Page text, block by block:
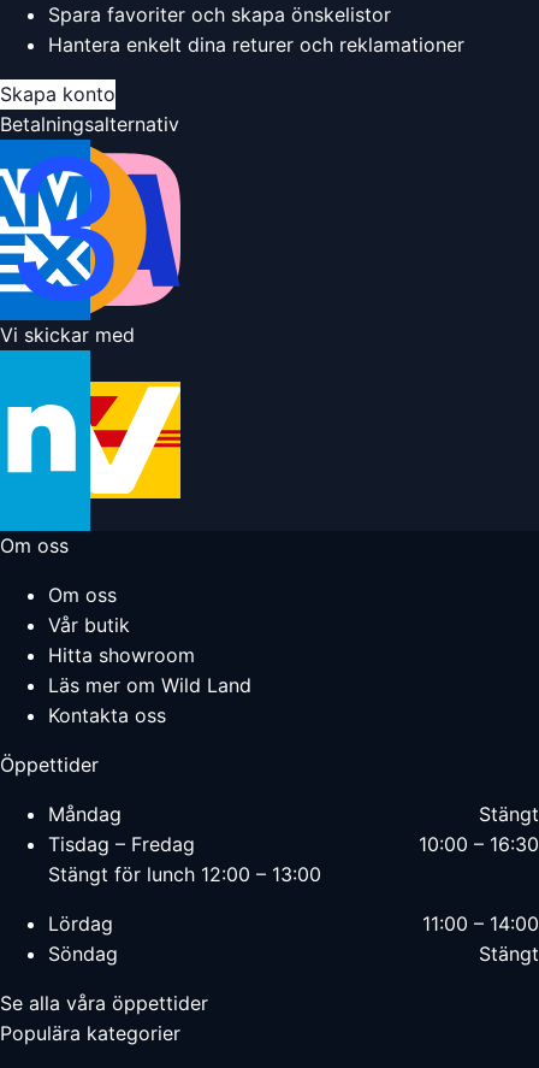
Spara favoriter och skapa önskelistor
Hantera enkelt dina returer och reklamationer
Skapa konto
Betalningsalternativ
Vi skickar med
Om oss
Om oss
Vår butik
Hitta showroom
Läs mer om Wild Land
Kontakta oss
Öppettider
Måndag
Stängt
Tisdag – Fredag
10:00 – 16:30
Stängt för lunch 12:00 – 13:00
Lördag
11:00 – 14:00
Söndag
Stängt
Se alla våra öppettider
Populära kategorier